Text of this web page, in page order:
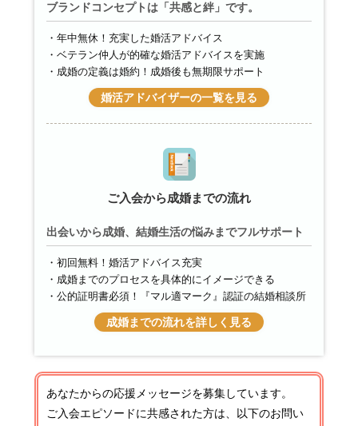
ブランドコンセプトは「共感と絆」です。
年中無休！充実した婚活アドバイス
ベテラン仲人が的確な婚活アドバイスを実施
成婚の定義は婚約！成婚後も無期限サポート
婚活アドバイザーの一覧を見る
ご入会から成婚までの流れ
出会いから成婚、結婚生活の悩みまでフルサポート
初回無料！婚活アドバイス充実
成婚までのプロセスを具体的にイメージできる
公的証明書必須！『マル適マーク』認証の結婚相談所
成婚までの流れを詳しく見る
あなたからの応援メッセージを募集しています。
ご入会エピソードに共感された方は、以下のお問い